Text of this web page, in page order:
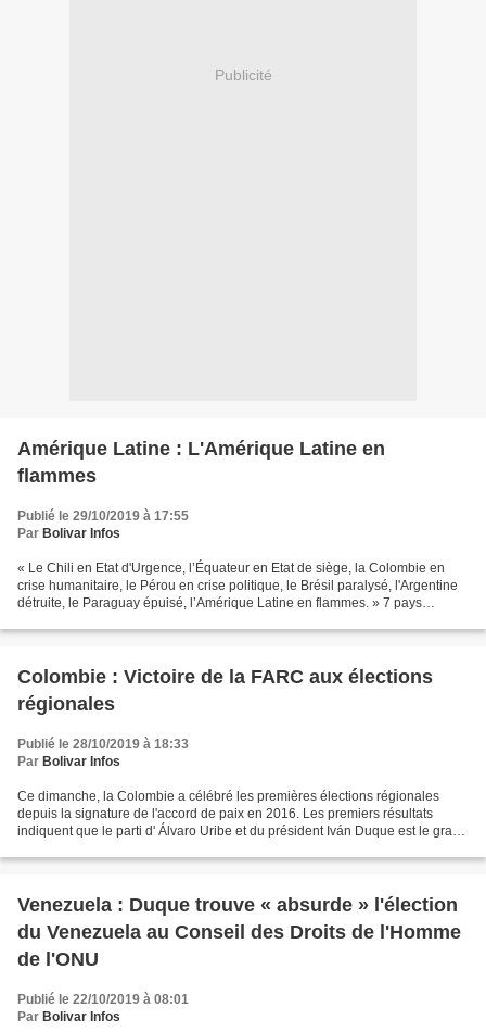
Publicité
Amérique Latine : L'Amérique Latine en
flammes
Publié le 29/10/2019 à 17:55
Par Bolivar Infos
« Le Chili en Etat d'Urgence, l’Équateur en Etat de siège, la Colombie en
crise humanitaire, le Pérou en crise politique, le Brésil paralysé, l'Argentine
détruite, le Paraguay épuisé, l’Amérique Latine en flammes. » 7 pays
Colombie : Victoire de la FARC aux élections
régionales
Publié le 28/10/2019 à 18:33
Par Bolivar Infos
Ce dimanche, la Colombie a célébré les premières élections régionales
depuis la signature de l'accord de paix en 2016. Les premiers résultats
indiquent que le parti d' Álvaro Uribe et du président Iván Duque est le grand
Venezuela : Duque trouve « absurde » l'élection
du Venezuela au Conseil des Droits de l'Homme
de l'ONU
Publié le 22/10/2019 à 08:01
Par Bolivar Infos